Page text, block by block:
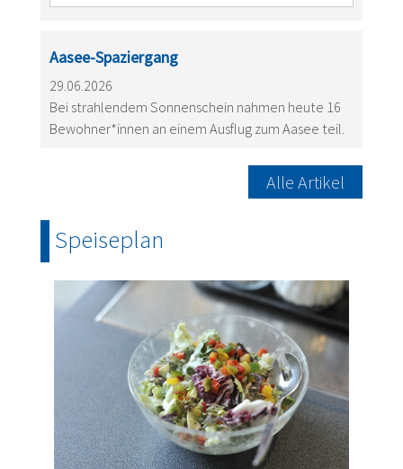
Aasee-Spaziergang
29.06.2026
Bei strahlendem Sonnenschein nahmen heute 16
Bewohner*innen an einem Ausflug zum Aasee teil.
Alle Artikel
Speiseplan